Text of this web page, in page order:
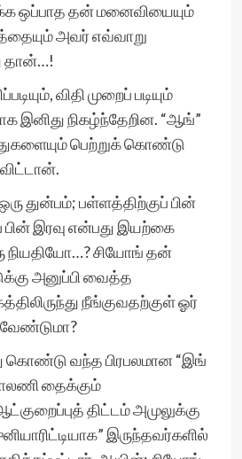
ஒப்பாத தன் மனைவியையும்
அவர் எவ்வாறு
தான்…!
விதி முறைப் படியும்
இனிது நிகழ்ந்தேறின. “ஆங்”
பெற்றுக் கொண்டு
துன்பம்; பள்ளத்திற்குப் பின்
பின் இரவு என்பது இயற்கை
நியதியோ…? சியோங் தன்
அனுப்பி வைத்த
நீங்குவதற்குள் ஓர்
வேண்டுமா?
வந்த பிரபலமான “இங்
தைக்கும்
திட்டம் அமுலுக்கு
இருந்தவர்களில்